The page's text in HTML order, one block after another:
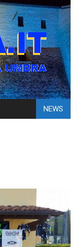
NEWS